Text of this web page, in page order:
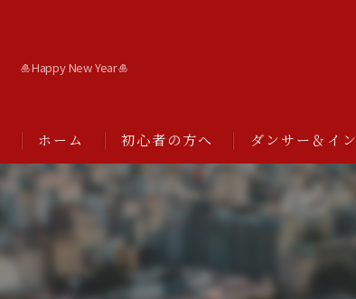
🎍Happy New Year🎍
ホーム 初心者の方へ ダンサー＆イ